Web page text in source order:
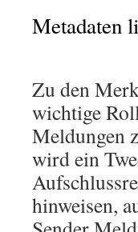
Metadaten
Zu den
wichtige
Meldungen
wird ein
hinweisen,